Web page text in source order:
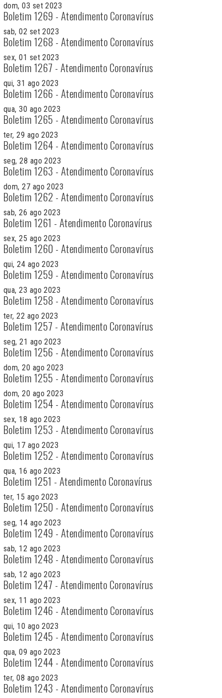
dom, 03 set 2023
Boletim 1269 - Atendimento Coronavírus
sab, 02 set 2023
Boletim 1268 - Atendimento Coronavírus
sex, 01 set 2023
Boletim 1267 - Atendimento Coronavírus
qui, 31 ago 2023
Boletim 1266 - Atendimento Coronavírus
qua, 30 ago 2023
Boletim 1265 - Atendimento Coronavírus
ter, 29 ago 2023
Boletim 1264 - Atendimento Coronavírus
seg, 28 ago 2023
Boletim 1263 - Atendimento Coronavírus
dom, 27 ago 2023
Boletim 1262 - Atendimento Coronavírus
sab, 26 ago 2023
Boletim 1261 - Atendimento Coronavírus
sex, 25 ago 2023
Boletim 1260 - Atendimento Coronavírus
qui, 24 ago 2023
Boletim 1259 - Atendimento Coronavírus
qua, 23 ago 2023
Boletim 1258 - Atendimento Coronavírus
ter, 22 ago 2023
Boletim 1257 - Atendimento Coronavírus
seg, 21 ago 2023
Boletim 1256 - Atendimento Coronavírus
dom, 20 ago 2023
Boletim 1255 - Atendimento Coronavírus
dom, 20 ago 2023
Boletim 1254 - Atendimento Coronavírus
sex, 18 ago 2023
Boletim 1253 - Atendimento Coronavírus
qui, 17 ago 2023
Boletim 1252 - Atendimento Coronavírus
qua, 16 ago 2023
Boletim 1251 - Atendimento Coronavírus
ter, 15 ago 2023
Boletim 1250 - Atendimento Coronavírus
seg, 14 ago 2023
Boletim 1249 - Atendimento Coronavírus
sab, 12 ago 2023
Boletim 1248 - Atendimento Coronavírus
sab, 12 ago 2023
Boletim 1247 - Atendimento Coronavírus
sex, 11 ago 2023
Boletim 1246 - Atendimento Coronavírus
qui, 10 ago 2023
Boletim 1245 - Atendimento Coronavírus
qua, 09 ago 2023
Boletim 1244 - Atendimento Coronavírus
ter, 08 ago 2023
Boletim 1243 - Atendimento Coronavírus